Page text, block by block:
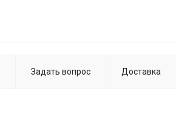
Задать вопрос Доставка